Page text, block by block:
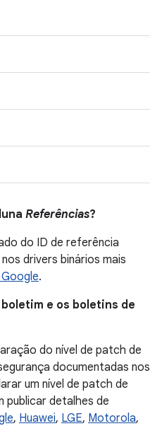
Referências?
do ID de referência
drivers binários mais
.
e os boletins de
do nível de patch de
documentadas nos
um nível de patch de
publicar detalhes de
, Huawei, LGE, Motorola,